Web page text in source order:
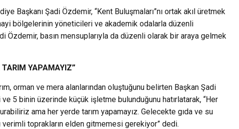
Başkanı Şadi Özdemir, “Kent Buluşmaları”nı ortak akıl üretmek
bölgelerinin yöneticileri ve akademik odalarla düzenli
Özdemir, basın mensuplarıyla da düzenli olarak bir araya gelmek
TARIM YAPAMAYIZ”
orman ve mera alanlarından oluştuğunu belirten Başkan Şadi
5 binin üzerinde küçük işletme bulunduğunu hatırlatarak, “Her
ama her yerde tarım yapamayız. Gelecekte gıda ve su
toprakların elden gitmemesi gerekiyor” dedi.